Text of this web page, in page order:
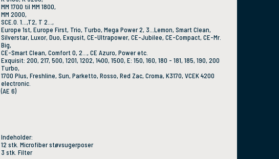
MM 1700 til MM 1800,
MM 2000,
SCE.0. 1...,T2, T 2...,
Europe 1st, Europe First, Trio, Turbo, Mega Power 2, 3...Lemon, Smart Clean,
Silverstar, Luxor, Duo, Exqusit, CE-Ultrapower, CE-Jubilee, CE-Compact, CE-Mr.
Big,
CE-Smart Clean, Comfort 0, 2..., CE Azuro, Power etc.
Exquisit: 200, 217, 500, 1201, 1202, 1400, 1500, E: 150, 160, 180 - 181, 185, 190, 200
Turbo,
1700 Plus, Freshline, Sun, Parketto, Rosso, Red Zac, Croma, K3170, VCEK 4200
electronic.
(AE 6)
Indeholder:
12 stk. Microfiber støvsugerposer
3 stk. Filter